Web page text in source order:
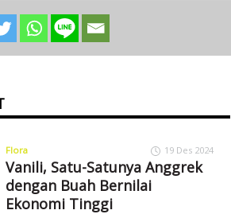
Flora 19 Des 2024
Vanili, Satu-Satunya Anggrek
dengan Buah Bernilai
Ekonomi Tinggi